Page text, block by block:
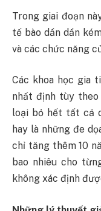
Trong giai đoạn
tế bào dần dần
và các chức năng
Các khoa học gia
nhất định tùy
loại bỏ hết tất cả
hay là những đe
chỉ tăng thêm 10
bao nhiêu cho
không xác định